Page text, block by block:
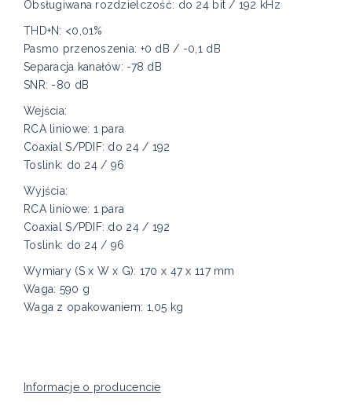
Obsługiwana rozdzielczość: do 24 bit / 192 kHz
THD+N: <0,01%
Pasmo przenoszenia: +0 dB / -0,1 dB
Separacja kanałów: -78 dB
SNR: -80 dB
Wejścia:
RCA liniowe: 1 para
Coaxial S/PDIF: do 24 / 192
Toslink: do 24 / 96
Wyjścia:
RCA liniowe: 1 para
Coaxial S/PDIF: do 24 / 192
Toslink: do 24 / 96
Wymiary (S x W x G): 170 x 47 x 117 mm
Waga: 590 g
Waga z opakowaniem: 1,05 kg
Informacje o producencie